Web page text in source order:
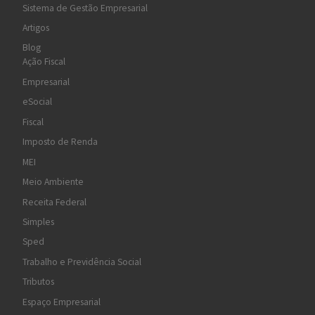
Sistema de Gestão Empresarial
Artigos
Blog
Ação Fiscal
Empresarial
eSocial
Fiscal
Imposto de Renda
MEI
Meio Ambiente
Receita Federal
Simples
Sped
Trabalho e Previdência Social
Tributos
Espaço Empresarial